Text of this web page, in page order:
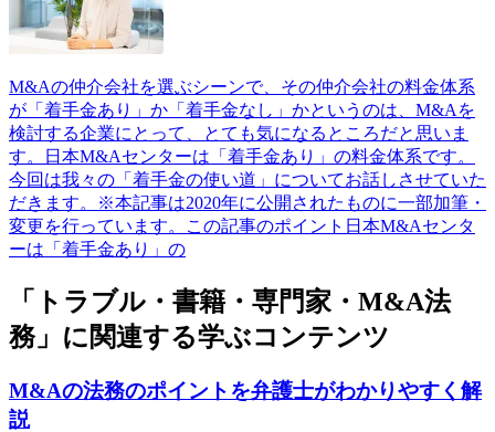
M&Aの仲介会社を選ぶシーンで、その仲介会社の料金体系
が「着手金あり」か「着手金なし」かというのは、M&Aを
検討する企業にとって、とても気になるところだと思いま
す。日本M&Aセンターは「着手金あり」の料金体系です。
今回は我々の「着手金の使い道」についてお話しさせていた
だきます。※本記事は2020年に公開されたものに一部加筆・
変更を行っています。この記事のポイント日本M&Aセンタ
ーは「着手金あり」の
「トラブル・書籍・専門家・M&A法
務」に関連する学ぶコンテンツ
M&Aの法務のポイントを弁護士がわかりやすく解
説